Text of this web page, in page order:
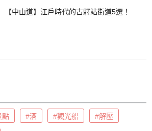
【中山道】江戶時代的古驛站街道5選！
點 #酒 #觀光船 #解壓